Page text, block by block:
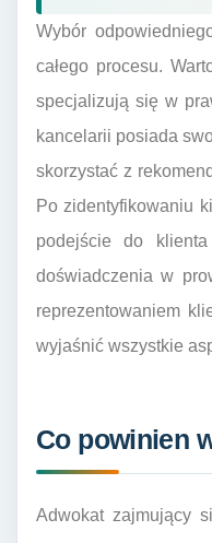
Wybór
całego procesu.
specjalizują się w
kancelarii posiada
skorzystać z
Po zidentyfikowaniu
podejście do
doświadczenia w
reprezentowaniem
wyjaśnić wszystkie
Co powinien
Adwokat zajmujący